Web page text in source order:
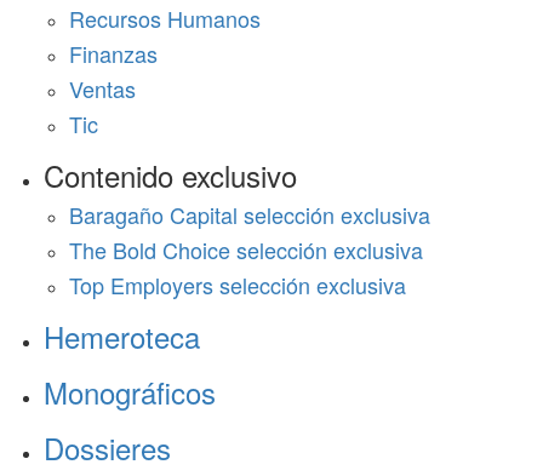
Recursos Humanos
Finanzas
Ventas
Tic
Contenido exclusivo
Baragaño Capital selección exclusiva
The Bold Choice selección exclusiva
Top Employers selección exclusiva
Hemeroteca
Monográficos
Dossieres